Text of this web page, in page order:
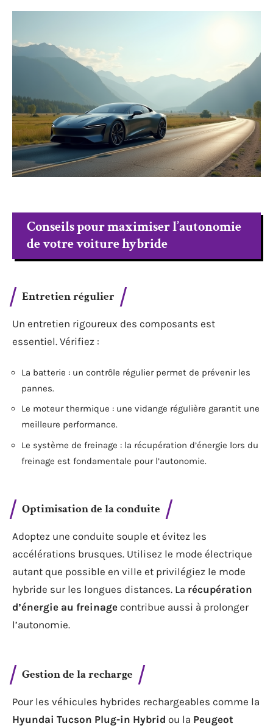
Conseils pour maximiser l’autonomie
de votre voiture hybride
Entretien régulier
Un entretien rigoureux des composants est
essentiel. Vérifiez :
La batterie : un contrôle régulier permet de prévenir les
pannes.
Le moteur thermique : une vidange régulière garantit une
meilleure performance.
Le système de freinage : la récupération d’énergie lors du
freinage est fondamentale pour l’autonomie.
Optimisation de la conduite
Adoptez une conduite souple et évitez les
accélérations brusques. Utilisez le mode électrique
autant que possible en ville et privilégiez le mode
hybride sur les longues distances. La récupération
d’énergie au freinage contribue aussi à prolonger
l’autonomie.
Gestion de la recharge
Pour les véhicules hybrides rechargeables comme la
Hyundai Tucson Plug-in Hybrid ou la Peugeot